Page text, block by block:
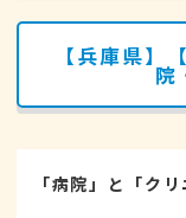
【兵庫県】
院
「病院」と「ク